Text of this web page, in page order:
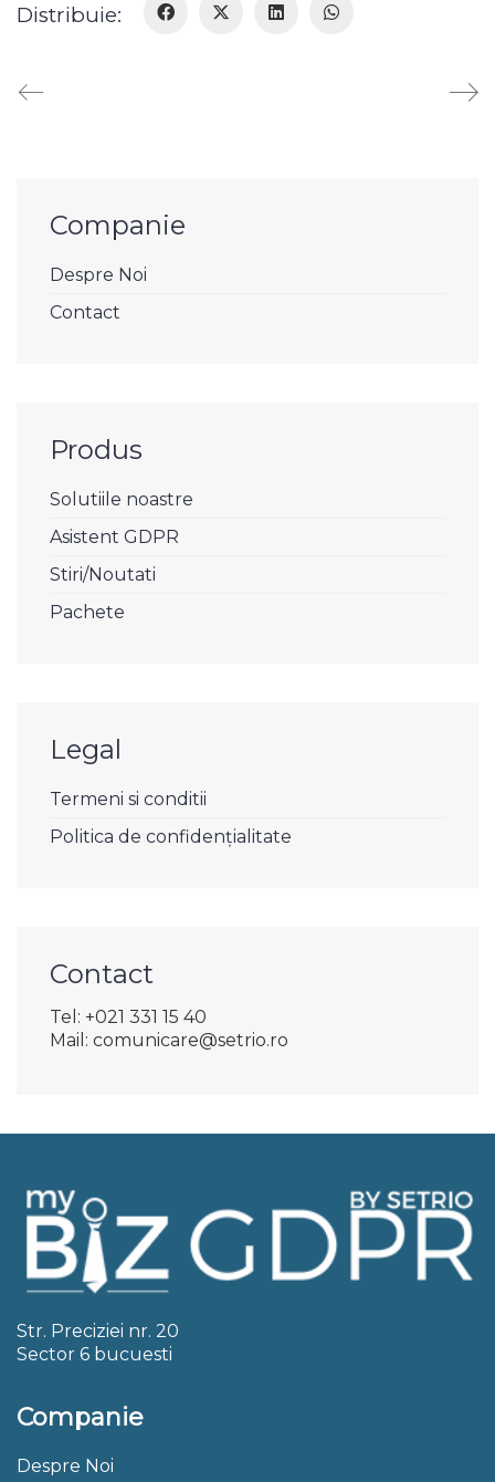
Distribuie:
Companie
Despre Noi
Contact
Produs
Solutiile noastre
Asistent GDPR
Stiri/Noutati
Pachete
Legal
Termeni si conditii
Politica de confidențialitate
Contact
Tel: +021 331 15 40
Mail: comunicare@setrio.ro
Str. Preciziei nr. 20
Sector 6 bucuesti
Companie
Despre Noi